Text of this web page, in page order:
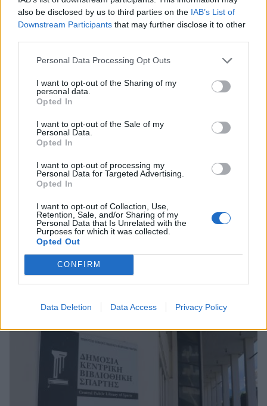
also be disclosed by us to third parties on the IAB’s List of
Downstream Participants that may further disclose it to other
Personal Data Processing Opt Outs
I want to opt-out of the Sharing of my
personal data.
Opted In
I want to opt-out of the Sale of my
Personal Data.
Opted In
I want to opt-out of processing my
Personal Data for Targeted Advertising.
Opted In
I want to opt-out of Collection, Use,
Retention, Sale, and/or Sharing of my
Personal Data that Is Unrelated with the
Purposes for which it was collected.
Opted Out
CONFIRM
Data Deletion Data Access Privacy Policy
Art Doc Festival
05/08/2026 20:32
Σπάρτη: Έρχεται το πρώτο Φεστιβάλ
Μουσικών του Δρόμου στον Βασαρά